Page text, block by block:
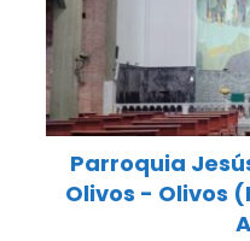
Parroquia
Olivos - Olivos